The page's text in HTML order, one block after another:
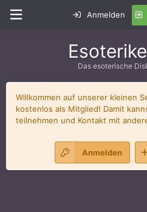
Anmelden
Das esoterische
Willkommen auf unserer kleinen
kostenlos als Mitglied! Damit
teilnehmen und Kontakt mit
Anmelden